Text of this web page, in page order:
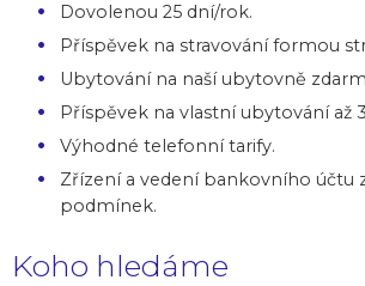
Dovolenou 25 dní/rok.
Příspěvek na stravování formou
Ubytování na naší ubytovně
Příspěvek na vlastní ubytování až
Výhodné telefonní tarify.
Zřízení a vedení bankovního účtu
podmínek.
Koho hledáme